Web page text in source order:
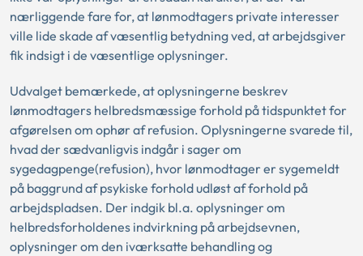
nærliggende fare for, at lønmodtagers private interesser
ville lide skade af væsentlig betydning ved, at arbejdsgiver
fik indsigt i de væsentlige oplysninger.
Udvalget bemærkede, at oplysningerne beskrev
lønmodtagers helbredsmæssige forhold på tidspunktet for
afgørelsen om ophør af refusion. Oplysningerne svarede til,
hvad der sædvanligvis indgår i sager om
sygedagpenge(refusion), hvor lønmodtager er sygemeldt
på baggrund af psykiske forhold udløst af forhold på
arbejdspladsen. Der indgik bl.a. oplysninger om
helbredsforholdenes indvirkning på arbejdsevnen,
oplysninger om den iværksatte behandling og